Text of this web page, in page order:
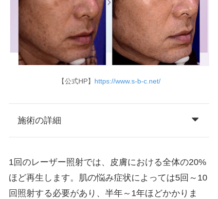
【公式HP】 https://www.s-b-c.net/
施術の詳細
1回のレーザー照射では、皮膚における全体の20%
ほど再生します。肌の悩み症状によっては5回～10
回照射する必要があり、半年～1年ほどかかりま